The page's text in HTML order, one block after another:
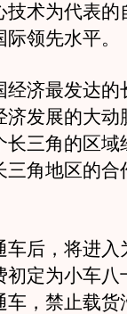
术为代表的
领先水平。
济最发达的
发展的大动
三角的区域
角地区的合
后，将进入
定为小车八
，禁止载货